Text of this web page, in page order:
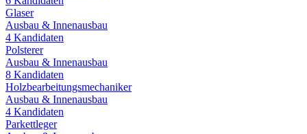
Glaser
Ausbau & Innenausbau
4 Kandidaten
Polsterer
Ausbau & Innenausbau
8 Kandidaten
Holzbearbeitungsmechaniker
Ausbau & Innenausbau
4 Kandidaten
Parkettleger